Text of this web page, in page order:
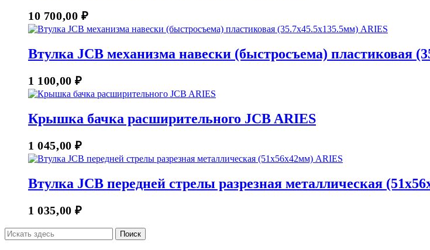
10 700,00 ₽
Втулка JCB механизма навески (быстросъема) пластиковая
1 100,00₽
Крышка бачка расширительного JCB ARIES
1 045,00₽
Втулка JCB передней стрелы разрезная металлическая
1 035,00₽